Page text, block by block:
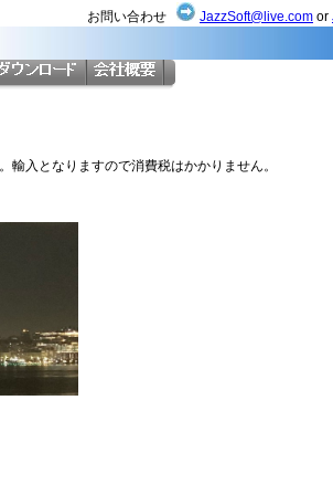
お問い合わせ JazzSoft@live.com or
入となりますので消費税はかかりません。